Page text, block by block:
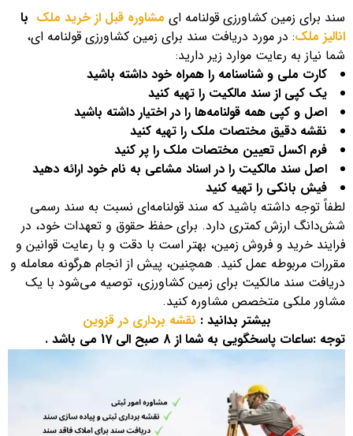
سند برای زمین کشاورزی قولنامه ای مشاوره قبل از خرید ملک با
انالیز ملک: در مورد دریافت سند برای زمین کشاورزی قولنامه ای،
شما نیاز به رعایت موارد زیر دارید:
کارت ملی و شناسنامه را همراه خود داشته باشید
یک کپی از سند مالکیت را تهیه کنید
اصل و کپی همه قولنامه‌ها را در اختیار داشته باشید
نقشه دقیق مختصات ملک را تهیه کنید
فرم اکسل تعیین مختصات ملک را پر کنید
اصل سند مالکیت را در اسناد مشاعی به نام خود ارائه دهید
فیش بانکی را تهیه کنید
لطفاً توجه داشته باشید که سند قولنامه‌ای نسبت به سند رسمی
شش‌دانگ ارزش کمتری دارد. برای حفظ حقوق و تعهدات خود، در
فرایند خرید و فروش زمین، بهتر است با دقت و با رعایت قوانین و
مقررات مربوطه عمل کنید. همچنین، پیش از انجام هرگونه معامله و
دریافت سند مالکیت برای زمین کشاورزی، توصیه می‌شود با یک
مشاور ملکی متخصص مشاوره کنید.
بیشتر بدانید : نقشه برداری در قزوین
توجه :ساعات پاسخگویی به شما از 8 صبح الی 17 می باشد .